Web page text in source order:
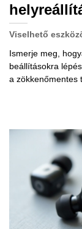
Viselhető
Ismerje meg,
beállításokra
a zökkenőmentes